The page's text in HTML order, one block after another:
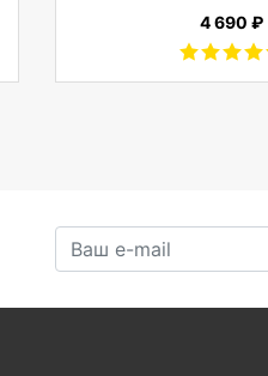
4 690 ₽